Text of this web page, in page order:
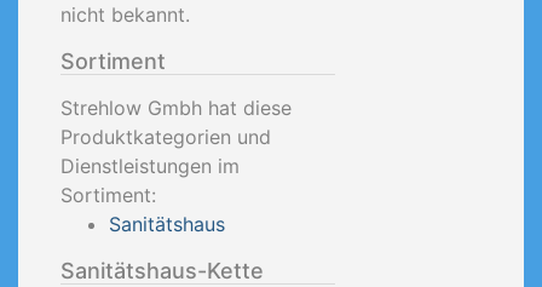
nicht bekannt.
Sortiment
Strehlow Gmbh hat diese
Produktkategorien und
Dienstleistungen im
Sortiment:
Sanitätshaus
Sanitätshaus-Kette